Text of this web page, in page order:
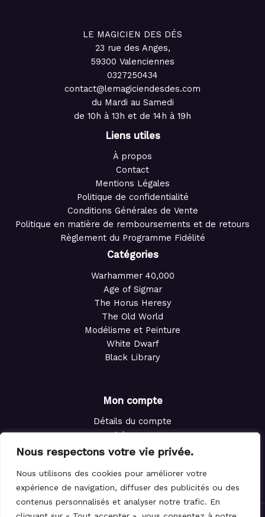
Nous respectons votre vie privée.
Nous utilisons des cookies pour améliorer votre
expérience de navigation, diffuser des publicités ou des
contenus personnalisés et analyser notre trafic. En
LE MAGICIEN DES DÉS
23 rue des Anges,
59300 Valenciennes
0327250434
contact@lemagiciendesdes.com
du Mardi au Samedi
de 10h à 13h et de 14h à 19h
Liens utiles
À propos
Contact
Mentions Légales
Politique de confidentialité
Conditions Générales de Vente
Politique en matière de remboursements et de retours
Règlement du Programme Fidélité
Catégories
Warhammer 40,000
Age of Sigmar
The Horus Heresy
The Old World
Modélisme et Peinture
White Dwarf
Black Library
Mon compte
Détails du compte
Adresses
Commandes
Panier